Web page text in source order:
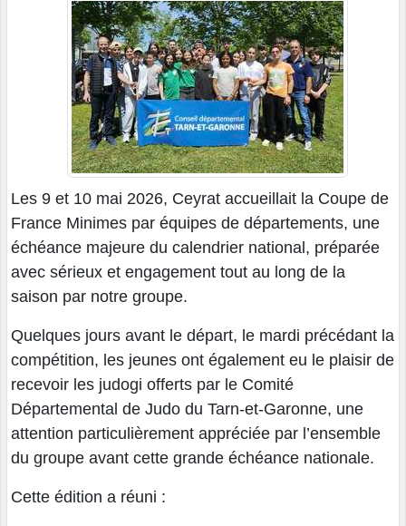
Les 9 et 10 mai 2026, Ceyrat accueillait la Coupe de
France Minimes par équipes de départements, une
échéance majeure du calendrier national, préparée
avec sérieux et engagement tout au long de la
saison par notre groupe.
Quelques jours avant le départ, le mardi précédant la
compétition, les jeunes ont également eu le plaisir de
recevoir les judogi offerts par le Comité
Départemental de Judo du Tarn-et-Garonne, une
attention particulièrement appréciée par l’ensemble
du groupe avant cette grande échéance nationale.
Cette édition a réuni :